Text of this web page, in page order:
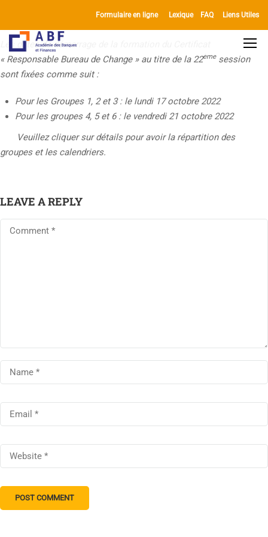
Formulaire en ligne Lexique FAQ Liens Utiles
Les dates de démarrage de la formation du Certificat
« Responsable Bureau de Change » au titre de la 22èmesession
sont fixées comme suit :
Pour les Groupes 1, 2 et 3 : le lundi 17 octobre 2022
Pour les groupes 4, 5 et 6 : le vendredi 21 octobre 2022
Veuillez cliquer sur détails pour avoir la répartition des
groupes et les calendriers.
LEAVE A REPLY